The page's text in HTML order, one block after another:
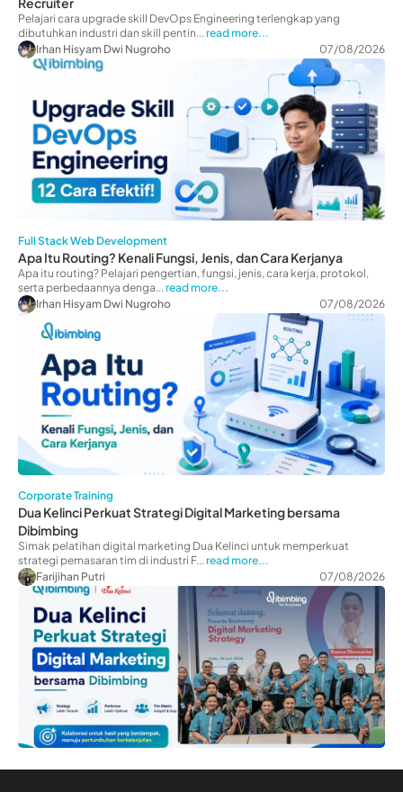
Pelajari cara upgrade skill DevOps Engineering terlengkap yang
dibutuhkan industri dan skill pentin... read more...
Irhan Hisyam Dwi Nugroho
07/08/2026
Full Stack Web Development
Apa Itu Routing? Kenali Fungsi, Jenis, dan Cara Kerjanya
Apa itu routing? Pelajari pengertian, fungsi, jenis, cara kerja, protokol,
serta perbedaannya denga... read more...
Irhan Hisyam Dwi Nugroho
07/08/2026
Corporate Training
Dua Kelinci Perkuat Strategi Digital Marketing bersama
Dibimbing
Simak pelatihan digital marketing Dua Kelinci untuk memperkuat
strategi pemasaran tim di industri F... read more...
Farijihan Putri
07/08/2026